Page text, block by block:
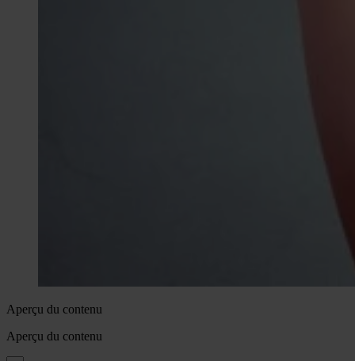
Aperçu du contenu
Aperçu du contenu